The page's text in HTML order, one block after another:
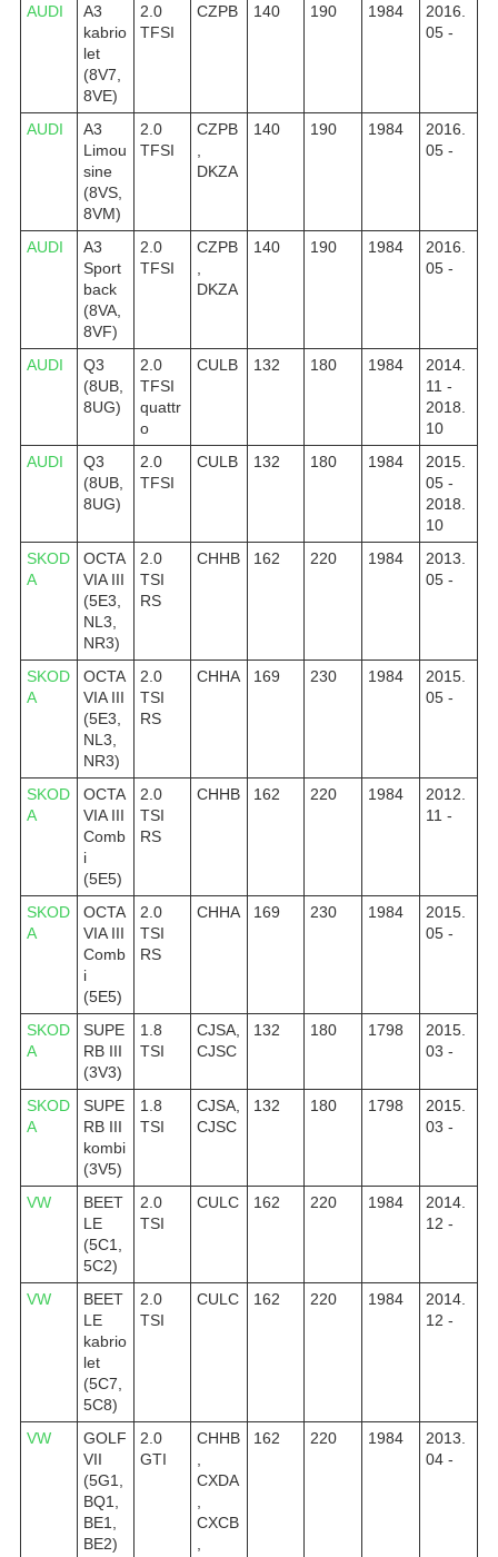
AUDI
A3
kabrio
let
(8V7,
8VE)
2.0
TFSI
CZPB 140 190 1984
2016.
05 -
AUDI
A3
Limou
sine
(8VS,
8VM)
2.0
TFSI
CZPB
DKZA
140 190 1984
2016.
05 -
AUDI
A3
Sport
back
(8VA,
8VF)
2.0
TFSI
CZPB
DKZA
140 190 1984
2016.
05 -
AUDI
Q3
(8UB,
8UG)
2.0
TFSI
quattr
o
CULB 132 180 1984
2014.
11 -
2018.
10
AUDI
Q3
(8UB,
8UG)
2.0
TFSI
CULB 132 180 1984
2015.
05 -
2018.
10
SKOD
A
OCTA
VIA III
(5E3,
NL3,
NR3)
2.0
TSI
RS
CHHB 162 220 1984
2013.
05 -
SKOD
A
OCTA
VIA III
(5E3,
NL3,
NR3)
2.0
TSI
RS
CHHA 169 230 1984
2015.
05 -
SKOD
A
OCTA
VIA III
Comb
i
(5E5)
2.0
TSI
RS
CHHB 162 220 1984
2012.
11 -
SKOD
A
OCTA
VIA III
Comb
i
(5E5)
2.0
TSI
RS
CHHA 169 230 1984
2015.
05 -
SKOD
A
SUPE
RB III
(3V3)
1.8
TSI
CJSA,
CJSC
132 180 1798
2015.
03 -
SKOD
A
SUPE
RB III
kombi
(3V5)
1.8
TSI
CJSA,
CJSC
132 180 1798
2015.
03 -
VW
BEET
LE
(5C1,
5C2)
2.0
TSI
CULC 162 220 1984
2014.
12 -
VW
BEET
LE
kabrio
let
(5C7,
5C8)
2.0
TSI
CULC 162 220 1984
2014.
12 -
VW
GOLF
VII
(5G1,
BQ1,
BE1,
BE2)
2.0
GTI
CHHB
CXDA
CXCB
162 220 1984
2013.
04 -